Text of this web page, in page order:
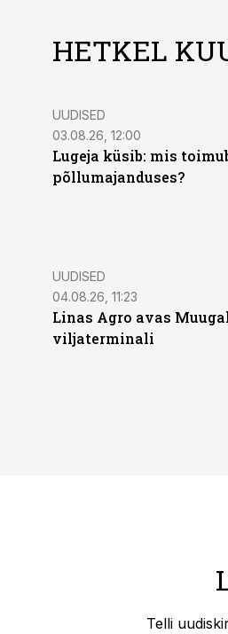
HETKEL
UUDISED
03.08.26, 12:00
Lugeja küsib: mis
põllumajanduses?
UUDISED
04.08.26, 11:23
Linas Agro avas
viljaterminali
Telli